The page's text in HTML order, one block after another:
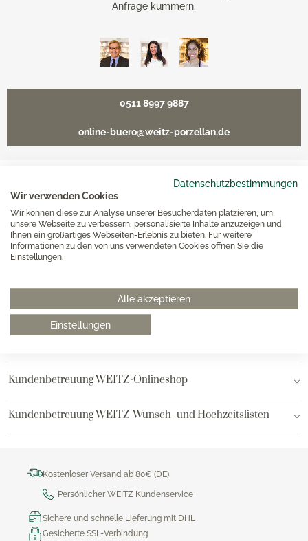
Datenschutzbestimmungen
Wir verwenden Cookies
Wir können diese zur Analyse unserer Besucherdaten platzieren, um
unsere Webseite zu verbessern, personalisierte Inhalte anzuzeigen und
Ihnen ein großartiges Webseiten-Erlebnis zu bieten. Für weitere
Informationen zu den von uns verwendeten Cookies öffnen Sie die
Einstellungen.
Alle akzeptieren
Einstellungen
Anfrage kümmern.
0511 8997 9887
online-buero@weitz-porzellan.de
Unsere Häuser
Hannover
Hamburg AEZ
Kundenbetreuung WEITZ-Onlineshop
Kundenbetreuung WEITZ-Wunsch- und Hochzeitslisten
Kostenloser Versand ab 80€ (DE)
Persönlicher WEITZ Kundenservice
Sichere und schnelle Lieferung mit DHL
Gesicherte SSL-Verbindung